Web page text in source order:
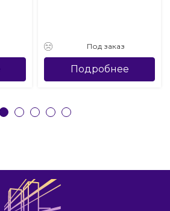
Под заказ
Подробнее